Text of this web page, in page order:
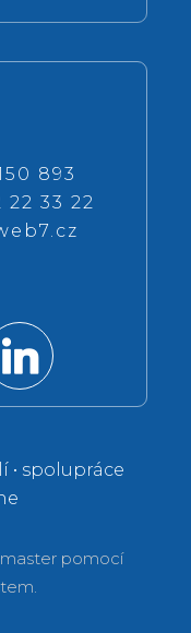
893
22 33 22
• spolupráce
pomocí